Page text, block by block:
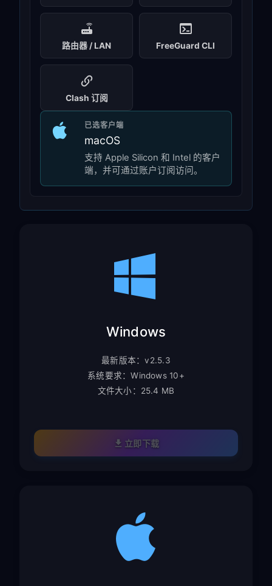
路由器 / LAN FreeGuard CLI
Clash 订阅
已选客户端
macOS
支持 Apple Silicon 和 Intel 的客户
端，并可通过账户订阅访问。
Windows
最新版本：v2.5.3
系统要求：Windows 10+
文件大小：25.4 MB
立即下载